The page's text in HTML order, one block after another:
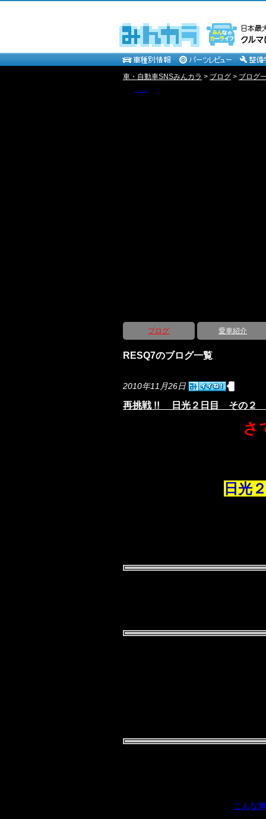
車・自動車SNSみんカラ > ブログ > ブログ
ブログ 愛車紹介
RESQ7のブログ一覧
2010年11月26日
再挑戦 !! 日光２日目 その２
さ
日光
こんな車